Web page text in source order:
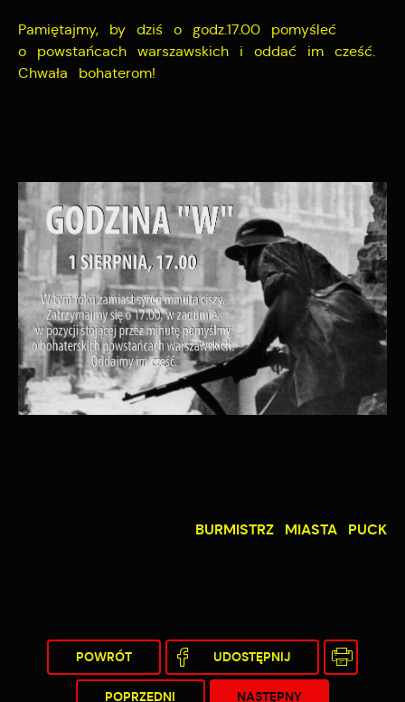
Pamiętajmy, by dziś o godz.17.00 pomyśleć
o powstańcach warszawskich i oddać im cześć.
Chwała bohaterom!
BURMISTRZ MIASTA PUCK
POWRÓT UDOSTĘPNIJ
POPRZEDNI NASTĘPNY